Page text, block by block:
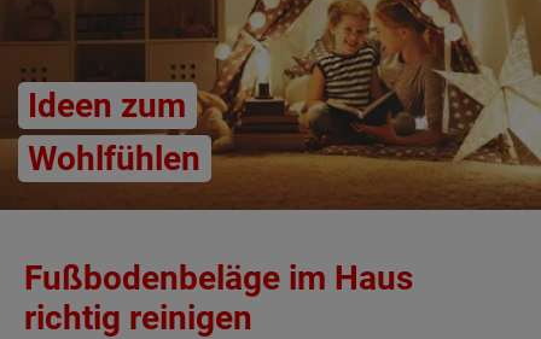
Ideen zum
Wohlfühlen
Fußbodenbeläge im Haus
richtig reinigen